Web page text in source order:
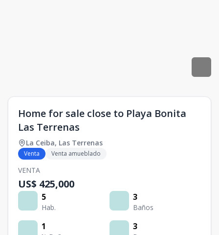
Home for sale close to Playa Bonita
Las Terrenas
La Ceiba, Las Terrenas
Venta Venta amueblado
VENTA
US$ 425,000
5
Hab.
3
Baños
1 3